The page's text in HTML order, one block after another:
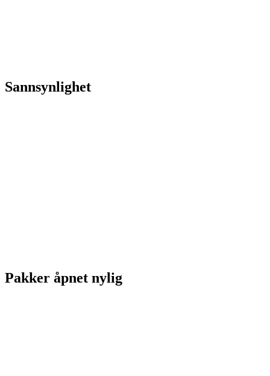
Sannsynlighet
Pakker åpnet nylig